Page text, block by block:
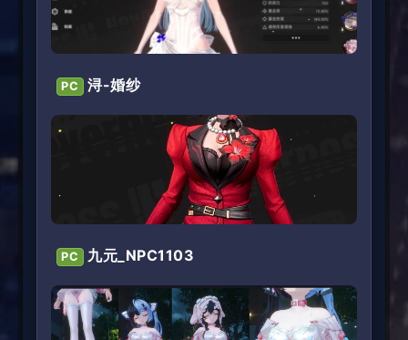
PC 浔-婚纱
PC 九元_NPC1103